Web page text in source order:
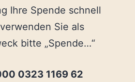
Ihre Spende schnell
Sie als
bitte „Spende…“
0323 1169 62